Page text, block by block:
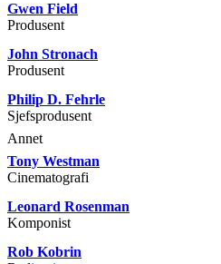
Gwen Field
Produsent
John Stronach
Produsent
Philip D. Fehrle
Sjefsprodusent
Annet
Tony Westman
Cinematografi
Leonard Rosenman
Komponist
Rob Kobrin